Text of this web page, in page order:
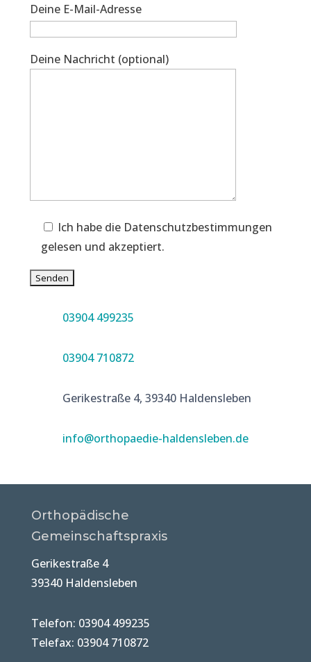
Deine E-Mail-Adresse
Deine Nachricht (optional)
Ich habe die Datenschutzbestimmungen
gelesen und akzeptiert.
03904 499235
03904 710872
Gerikestraße 4, 39340 Haldensleben
info@orthopaedie-haldensleben.de
Orthopädische
Gemeinschaftspraxis
Gerikestraße 4
39340 Haldensleben
Telefon: 03904 499235
Telefax: 03904 710872